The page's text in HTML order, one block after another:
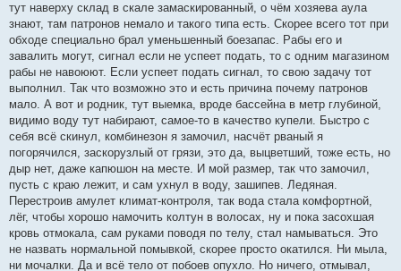
тут наверху склад в скале замаскированный, о чём хозяева аула
знают, там патронов немало и такого типа есть. Скорее всего тот при
обходе специально брал уменьшенный боезапас. Рабы его и
завалить могут, сигнал если не успеет подать, то с одним магазином
рабы не навоюют. Если успеет подать сигнал, то свою задачу тот
выполнил. Так что возможно это и есть причина почему патронов
мало. А вот и родник, тут выемка, вроде бассейна в метр глубиной,
видимо воду тут набирают, самое-то в качество купели. Быстро с
себя всё скинул, комбинезон я замочил, насчёт рваный я
погорячился, заскорузлый от грязи, это да, выцветший, тоже есть, но
дыр нет, даже капюшон на месте. И мой размер, так что замочил,
пусть с краю лежит, и сам ухнул в воду, зашипев. Ледяная.
Перестроив амулет климат-контроля, так вода стала комфортной,
лёг, чтобы хорошо намочить колтун в волосах, ну и пока засохшая
кровь отмокала, сам руками поводя по телу, стал намываться. Это
не назвать нормальной помывкой, скорее просто окатился. Ни мыла,
ни мочалки. Да и всё тело от побоев опухло. Но ничего, отмывал,